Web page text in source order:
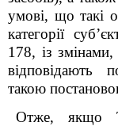
умові, що такі
категорії
178, із
відповідають
такою
Отже, якщо